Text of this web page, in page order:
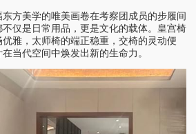
方美学的唯美画卷在考察团成员的步履间
仅是日常用品，更是文化的载体。皇宫椅
雅，太师椅的端正稳重，交椅的灵动便
当代空间中焕发出新的生命力。